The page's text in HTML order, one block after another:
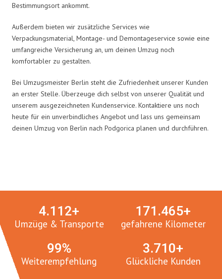
Bestimmungsort ankommt.
Außerdem bieten wir zusätzliche Services wie
Verpackungsmaterial, Montage- und Demontageservice sowie eine
umfangreiche Versicherung an, um deinen Umzug noch
komfortabler zu gestalten.
Bei Umzugsmeister Berlin steht die Zufriedenheit unserer Kunden
an erster Stelle. Überzeuge dich selbst von unserer Qualität und
unserem ausgezeichneten Kundenservice. Kontaktiere uns noch
heute für ein unverbindliches Angebot und lass uns gemeinsam
deinen Umzug von Berlin nach Podgorica planen und durchführen.
Umzüge & Transporte
4.112+
gefahrene Kilometer
171.465+
Weiterempfehlung
100%
Glückliche Kunden
3.765+